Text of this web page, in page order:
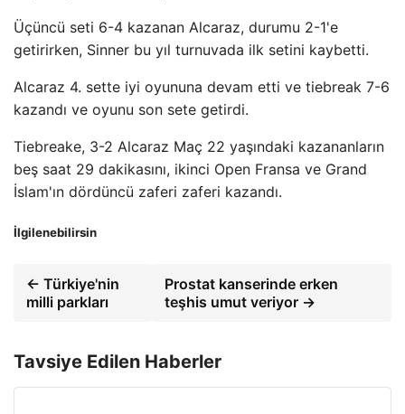
Üçüncü seti 6-4 kazanan Alcaraz, durumu 2-1'e
getirirken, Sinner bu yıl turnuvada ilk setini kaybetti.
Alcaraz 4. sette iyi oyununa devam etti ve tiebreak 7-6
kazandı ve oyunu son sete getirdi.
Tiebreake, 3-2 Alcaraz Maç 22 yaşındaki kazananların
beş saat 29 dakikasını, ikinci Open Fransa ve Grand
İslam'ın dördüncü zaferi zaferi kazandı.
İlgilenebilirsin
← Türkiye'nin
milli parkları
Prostat kanserinde erken
teşhis umut veriyor →
Tavsiye Edilen Haberler